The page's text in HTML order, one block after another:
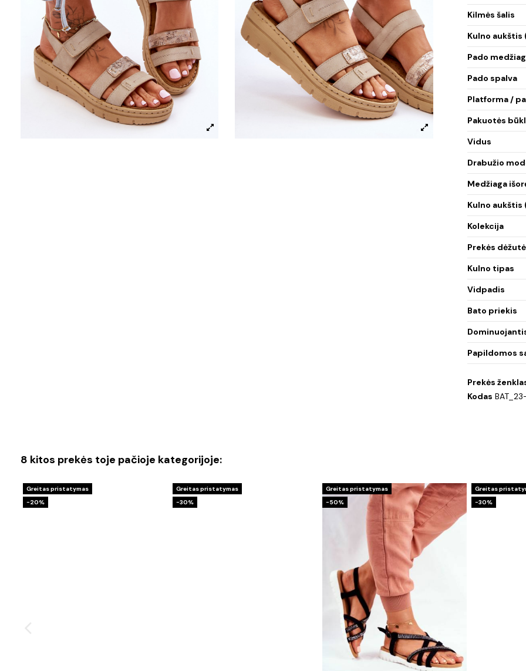
Kilmės šalis
Kulno aukštis
Pado
Pado spalva
Platforma /
Pakuotės
Vidus
Drabužio
Medžiaga
Kulno
Kolekcija
Prekės
Kulno tipas
Vidpadis
Bato priekis
Papildomos
Prekės
Kodas
8 kitos prekės toje pačioje kategorijoje:
Greitas pristatymas
−20%
Greitas pristatymas
−30%
Greitas pristatymas
−50%
Greitas
−30%